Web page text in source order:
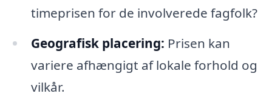
timeprisen for de involverede fagfolk?
Geografisk placering: Prisen kan
variere afhængigt af lokale forhold og
vilkår.